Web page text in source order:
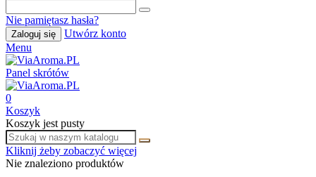
Nie pamiętasz hasła?
Zaloguj się
Utwórz konto
Menu
Panel skrótów
0
Koszyk
Koszyk jest pusty
Kliknij żeby zobaczyć więcej
Nie znaleziono produktów